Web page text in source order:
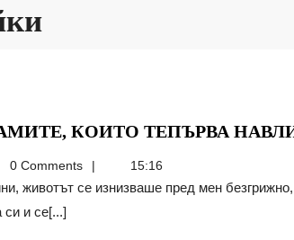
КОИТО ТЕПЪРВА
0 Comments 15:16
си и се[...]